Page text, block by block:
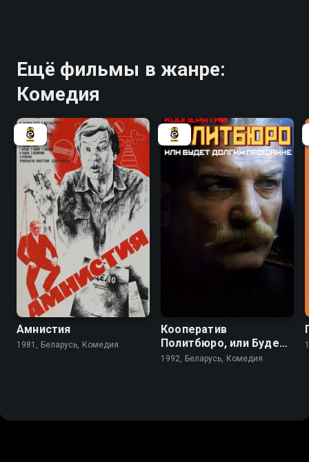
Ещё фильмы в жанре:
Комедия
6.6
Амнистия
1981, Беларусь, Комедия
Кооператив
Политбюро, или Будет
долгим прощание
1992, Беларусь, Комедия